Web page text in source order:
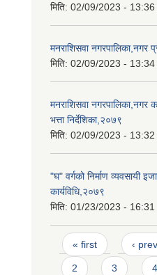
मिति: 02/09/2023 - 13:36
मनराशिसवा नगरपालिका,नगर
मिति: 02/09/2023 - 13:34
मनराशिसवा नगरपालिका,नगर
भत्ता निर्देशिका,२०७९
मिति: 02/09/2023 - 13:32
"घ" वर्गको निर्माण व्यवसायी
कार्यविधि,२०७९
मिति: 01/23/2023 - 16:31
Pages
« first ‹
2 3 4